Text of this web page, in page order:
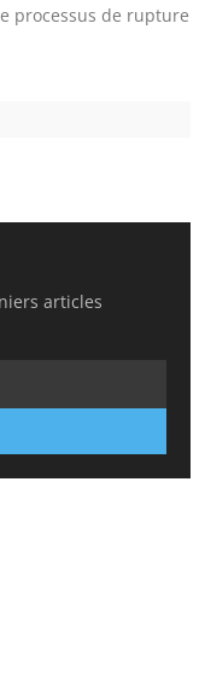
processus de rupture
articles